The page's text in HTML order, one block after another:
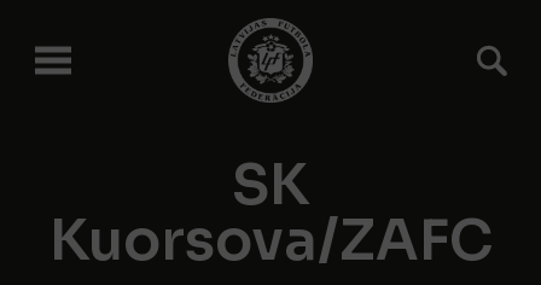
SK
Kuorsova/ZAFC